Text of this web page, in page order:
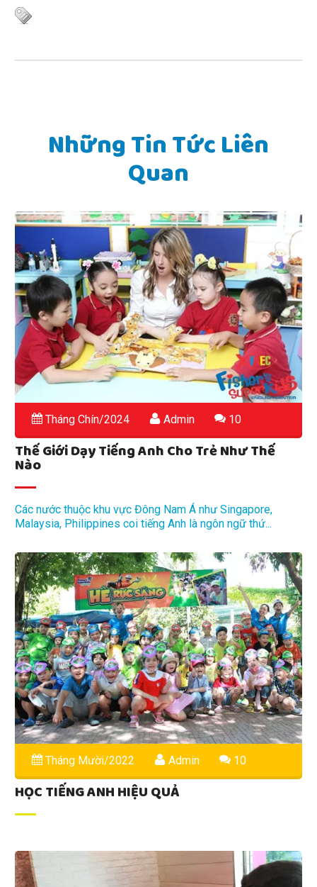
Những Tin Tức Liên
Quan
Tháng Chín/2024 Admin 10
Thế Giới Dạy Tiếng Anh Cho Trẻ Như Thế
Nào
Các nước thuộc khu vực Đông Nam Á như Singapore,
Malaysia, Philippines coi tiếng Anh là ngôn ngữ thứ...
Tháng Mười/2022 Admin 10
HỌC TIẾNG ANH HIỆU QUẢ